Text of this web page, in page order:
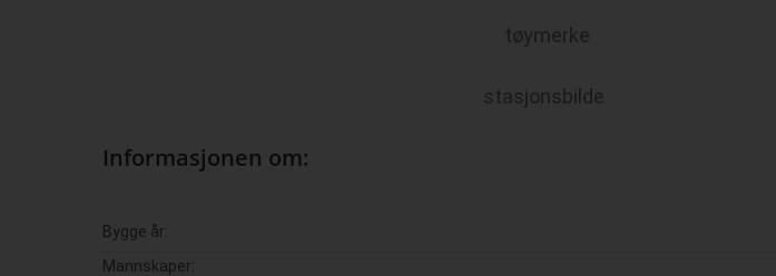
tøymerke
stasjonsbilde
Informasjonen om:
Bygge år:
Mannskaper: